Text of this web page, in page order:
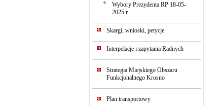
Wybory Prezydenta RP 18-05-
2025 r.
Skargi, wnioski, petycje
Interpelacje i zapytania Radnych
Strategia Miejskiego Obszaru
Funkcjonalnego Krosno
Plan transportowy